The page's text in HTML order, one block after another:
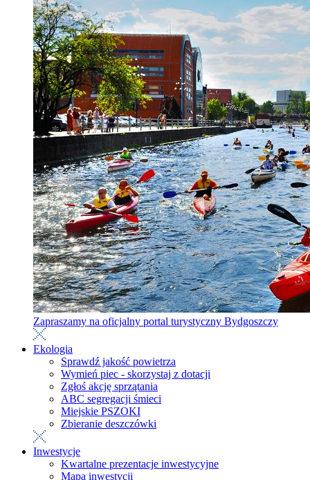
Zapraszamy na oficjalny portal turystyczny Bydgoszczy
Ekologia
Sprawdź jakość powietrza
Wymień piec - skorzystaj z dotacji
Zgłoś akcję sprzątania
ABC segregacji śmieci
Miejskie PSZOKI
Zbieranie deszczówki
Inwestycje
Kwartalne prezentacje inwestycyjne
Mapa inwestycji